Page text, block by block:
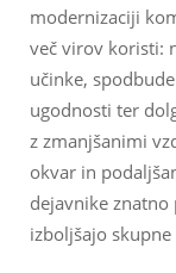
modernizaciji
več virov koristi:
učinke,
ugodnosti ter
z zmanjšanimi
okvar in
dejavnike
izboljšajo